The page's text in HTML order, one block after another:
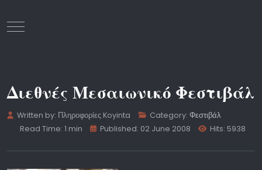
Mobile Menu Toggle
Διεθνές Μεσαιωνικό Φεστιβάλ
Written by: Πληροφορίες Koyinta Category:Φεστιβάλ
Read Time: 1 min
Published: 02 June 2008 Hits: 5938